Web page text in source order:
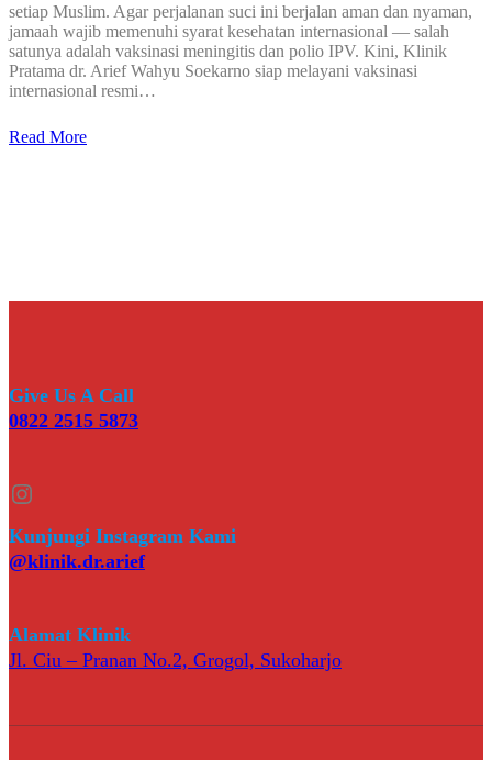
setiap Muslim. Agar perjalanan suci ini berjalan aman dan nyaman,
jamaah wajib memenuhi syarat kesehatan internasional — salah
satunya adalah vaksinasi meningitis dan polio IPV. Kini, Klinik
Pratama dr. Arief Wahyu Soekarno siap melayani vaksinasi
internasional resmi…
Read More
Give Us A Call
0822 2515 5873
Instagram
Kunjungi Instagram Kami
@klinik.dr.arief
Alamat Klinik
Jl. Ciu – Pranan No.2, Grogol, Sukoharjo